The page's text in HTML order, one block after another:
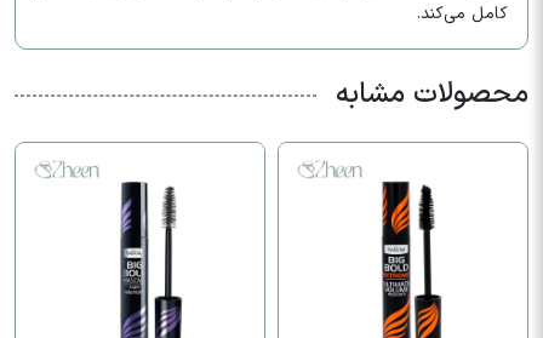
کامل می‌کند.
محصولات مشابه